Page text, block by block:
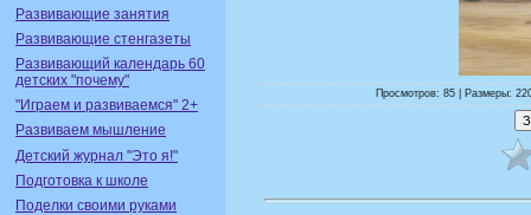
Развивающие занятия
Развивающие стенгазеты
Развивающий календарь 60
детских "почему"
"Играем и развиваемся" 2+
Развиваем мышление
Детский журнал "Это я!"
Подготовка к школе
Поделки своими руками
Просмотров: 85 | Размеры: